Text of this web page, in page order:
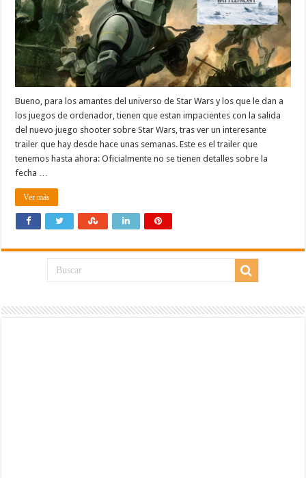
Bueno, para los amantes del universo de Star Wars y los que le dan a
los juegos de ordenador, tienen que estan impacientes con la salida
del nuevo juego shooter sobre Star Wars, tras ver un interesante
trailer que hay desde hace unas semanas. Este es el trailer que
tenemos hasta ahora: Oficialmente no se tienen detalles sobre la
fecha …
Ver más